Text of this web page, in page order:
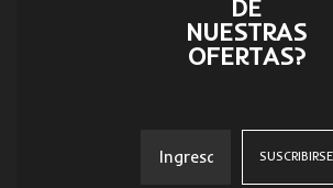
DE
NUESTRAS
OFERTAS?